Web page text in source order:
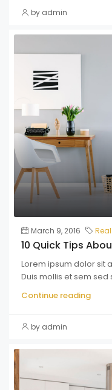
by admin
March 9, 2016
10 Quick Tips
Lorem ipsum dolor sit
Duis mollis et sem sed
Continue reading
by admin